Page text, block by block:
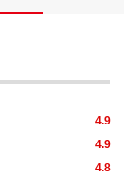
4.9
4.9
4.8